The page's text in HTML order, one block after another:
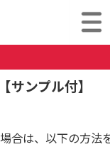
サンプル付】
合は、以下の方法